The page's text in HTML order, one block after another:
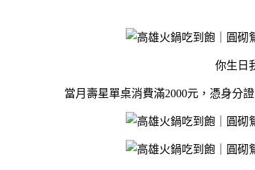
你生日
當月壽星單桌消費滿2000元，憑身分